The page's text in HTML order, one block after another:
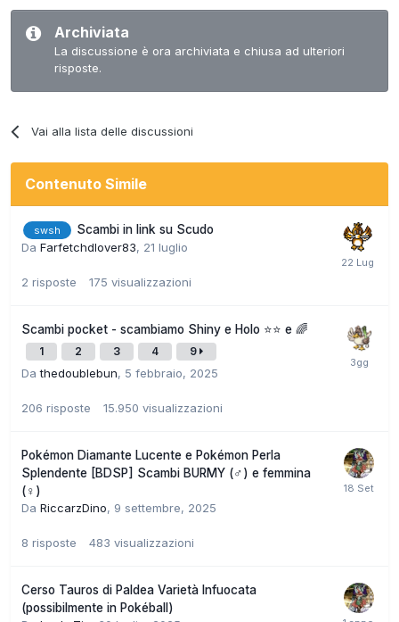
Archiviata
La discussione è ora archiviata e chiusa ad ulteriori
risposte.
Vai alla lista delle discussioni
Contenuto Simile
swsh
Scambi in link su Scudo
Da Farfetchdlover83, 21 luglio
2 risposte 175 visualizzazioni
Scambi pocket - scambiamo Shiny e Holo ⭐⭐ e 🌈
1 2 3 4 9
Dathedoublebun, 5 febbraio, 2025
206 risposte 15.950 visualizzazioni
Pokémon Diamante Lucente e Pokémon Perla
Splendente [BDSP] Scambi BURMY (♂) e femmina
(♀)
Da RiccarzDino, 9 settembre, 2025
8 risposte 483 visualizzazioni
Cerso Tauros di Paldea Varietà Infuocata
(possibilmente in Pokéball)